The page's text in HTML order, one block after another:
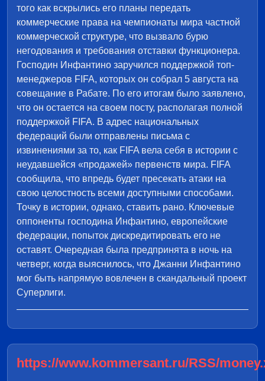
того как вскрылись его планы передать
коммерческие права на чемпионаты мира частной
коммерческой структуре, что вызвало бурю
негодования и требования отставки функционера.
Господин Инфантино заручился поддержкой топ-
менеджеров FIFA, которых он собрал 5 августа на
совещание в Рабате. По его итогам было заявлено,
что он остается на своем посту, располагая полной
поддержкой FIFA. В адрес национальных
федераций были отправлены письма с
извинениями за то, как FIFA вела себя в истории с
неудавшейся «продажей» первенств мира. FIFA
сообщила, что впредь будет пресекать атаки на
свою целостность всеми доступными способами.
Точку в истории, однако, ставить рано. Ключевые
оппоненты господина Инфантино, европейские
федерации, попыток дискредитировать его не
оставят. Очередная была предпринята в ночь на
четверг, когда выяснилось, что Джанни Инфантино
мог быть напрямую вовлечен в скандальный проект
Суперлиги.
https://www.kommersant.ru/RSS/